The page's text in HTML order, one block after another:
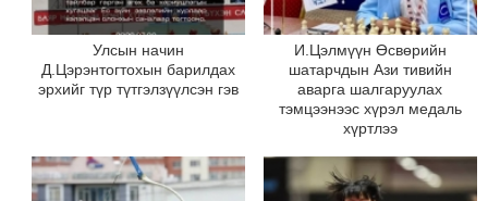
Улсын начин
Д.Цэрэнтогтохын барилдах
эрхийг түр түтгэлзүүлсэн гэв
И.Цэлмүүн Өсвөрийн
шатарчдын Ази тивийн
аварга шалгаруулах
тэмцээнээс хүрэл медаль
хүртлээ